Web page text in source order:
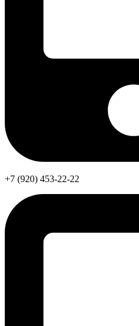
+7 (920) 453-22-22